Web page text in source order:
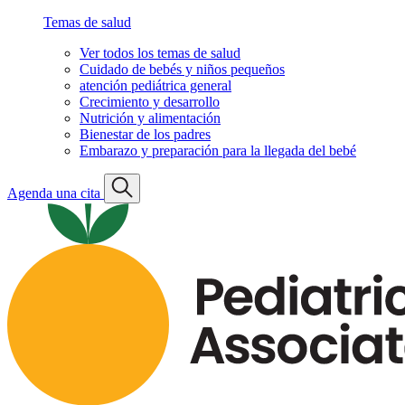
Temas de salud
Ver todos los temas de salud
Cuidado de bebés y niños pequeños
atención pediátrica general
Crecimiento y desarrollo
Nutrición y alimentación
Bienestar de los padres
Embarazo y preparación para la llegada del bebé
Agenda una cita